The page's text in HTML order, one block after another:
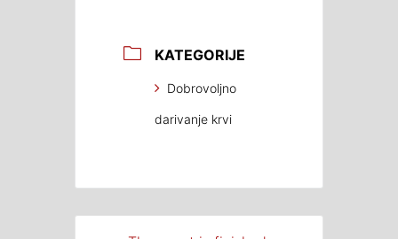
KATEGORIJE
Dobrovoljno
darivanje krvi